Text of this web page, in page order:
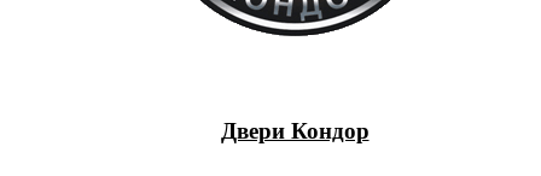
Двери Кондор